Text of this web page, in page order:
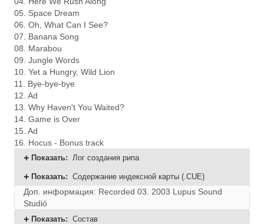
05. Space Dream
06. Oh, What Can I See?
07. Banana Song
08. Marabou
09. Jungle Words
10. Yet a Hungry, Wild Lion
11. Bye-bye-bye
12. Ad
13. Why Haven't You Waited?
14. Game is Over
15. Ad
16. Hocus - Bonus track
Показать: Лог создания рипа
Показать: Содержание индексной карты (.CUE)
Доп. информация: Recorded 03. 2003 Lupus Sound
Studió
Показать: Состав